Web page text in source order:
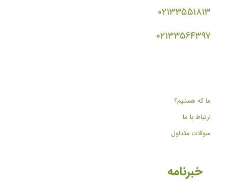
۰۲۱۳۳۵۵۱۸۱۳
۰۲۱۳۳۵۶۴۳۹۷
ما که هستیم؟
ارتباط با ما
سوالات متداول
خبرنامه